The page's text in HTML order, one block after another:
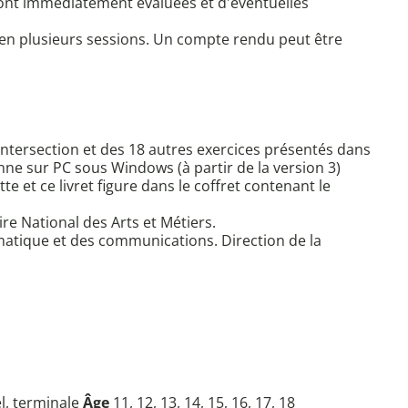
plusieurs sessions. Un compte rendu peut être
et des 18 autres exercices présentés dans
sur PC sous Windows (à partir de la version 3)
et ce livret figure dans le coffret contenant le
National des Arts et Métiers.
et des communications. Direction de la
terminaleÂge 11, 12, 13, 14, 15, 16, 17, 18